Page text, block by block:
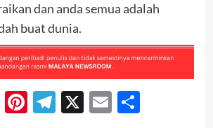
dan anda semua adalah
buat dunia.
Pinterest
Telegram
X EmailShare